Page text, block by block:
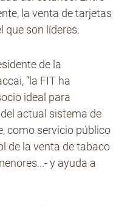
la venta de tarjetas
que son líderes.
de la
“la FIT ha
ideal para
actual sistema de
como servicio público
de la venta de tabaco
y ayuda a